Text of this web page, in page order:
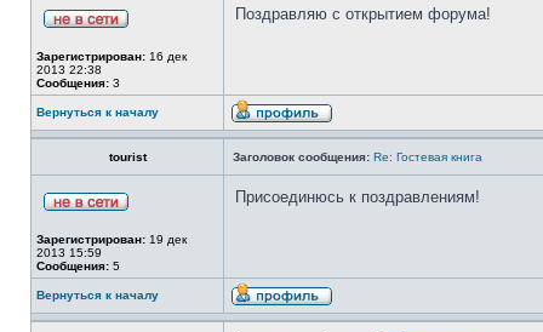
Зарегистрирован: 16 дек
2013 22:38
Сообщения: 3
Поздравляю с открытием форума!
Вернуться к началу
tourist Заголовок сообщения: Re: Гостевая книга
Зарегистрирован: 19 дек
2013 15:59
Сообщения: 5
Присоединюсь к поздравлениям!
Вернуться к началу